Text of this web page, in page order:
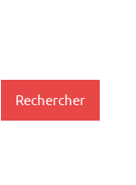
Rechercher